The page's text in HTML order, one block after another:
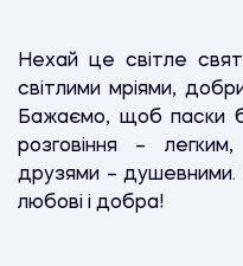
Нехай це світле
світлими мріями,
Бажаємо, щоб паски
розговіння –
друзями – душевними.
любові і добра!